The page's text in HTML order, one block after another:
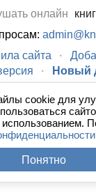
cookie для
использованием.
Понятно
онлайн
сайта ·
· Новый